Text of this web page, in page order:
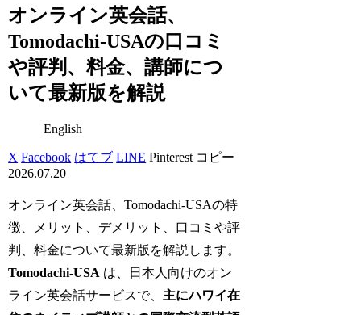
オンライン英会話、
Tomodachi-USAの口コミ
や評判、料金、講師につ
いて最新版を解説
English
X Facebook はてブ LINE Pinterest コピー
2026.07.20
オンライン英会話、Tomodachi-USAの特
徴、メリット、デメリット、口コミや評
判、料金について最新版を解説します。
Tomodachi‑USA は、日本人向けのオン
ライン英会話サービスで、 主にハワイ在